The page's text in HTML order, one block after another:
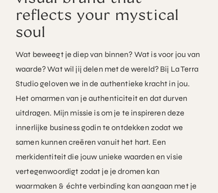
reflects your mystical
soul
Wat beweegt je diep van binnen? Wat is voor jou van
waarde? Wat wil jij delen met de wereld? Bij La Terra
Studio geloven we in de authentieke kracht in jou.
Het omarmen van je authenticiteit en dat durven
uitdragen. Mijn missie is om je te inspireren deze
innerlijke business godin te ontdekken zodat we
samen kunnen creëren vanuit het hart. Een
merkidentiteit die jouw unieke waarden en visie
vertegenwoordigt zodat je je dromen kan
waarmaken & échte verbinding kan aangaan met je